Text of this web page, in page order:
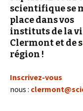
scientifique se
place dans vos
instituts de la
Clermont et de
région !
Inscrivez-vous
nous :